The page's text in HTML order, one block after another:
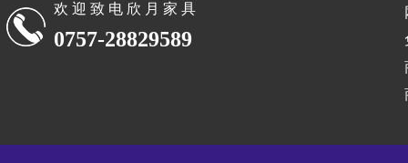
欢 迎 致 电 欣 月 家 具
0757-28829589